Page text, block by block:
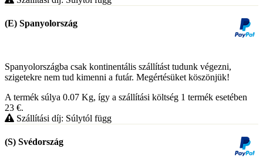
(E) Spanyolország
Spanyolországba csak kontinentális szállítást tudunk végezni,
szigetekre nem tud kimenni a futár. Megértésüket köszönjük!
A termék súlya 0.07 Kg, így a szállítási költség 1 termék esetében
23 €.
Szállítási díj: Súlytól függ
(S) Svédország